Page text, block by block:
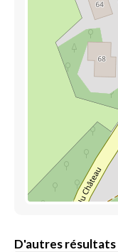
D'autres